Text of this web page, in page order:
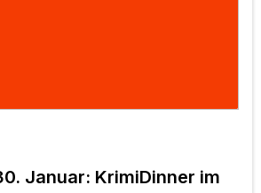
Januar: KrimiDinner im